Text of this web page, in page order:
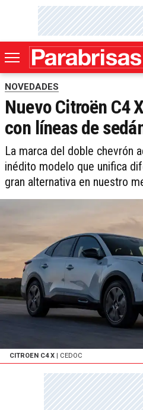
NOVEDADES
Nuevo Citroën C4
con líneas de
La marca del doble chevrón
inédito modelo que unifica
gran alternativa en nuestro
CITROEN C4 X | CEDOC